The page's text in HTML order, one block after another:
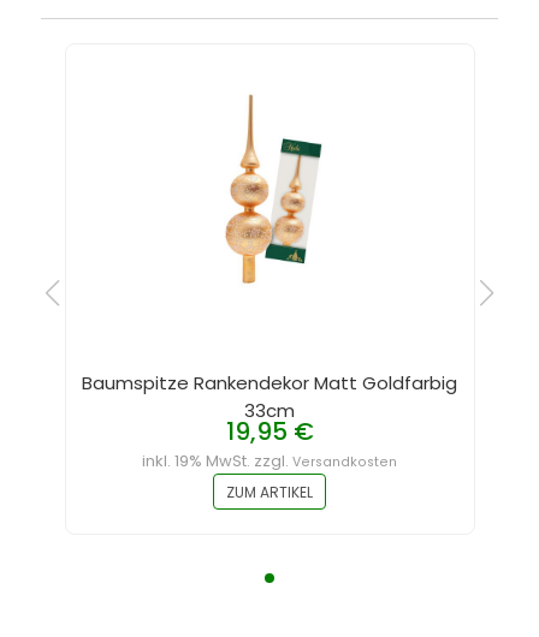
Baumspitze Rankendekor Matt Goldfarbig
33cm
19,95 €
inkl. 19% MwSt. zzgl.Versandkosten
ZUM ARTIKEL